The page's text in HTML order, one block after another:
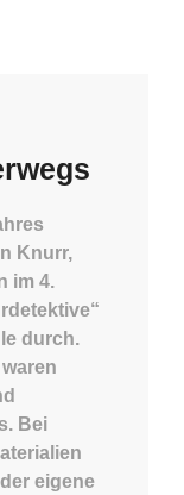
Knurr,
im 4.
durch.
Bei
eigene